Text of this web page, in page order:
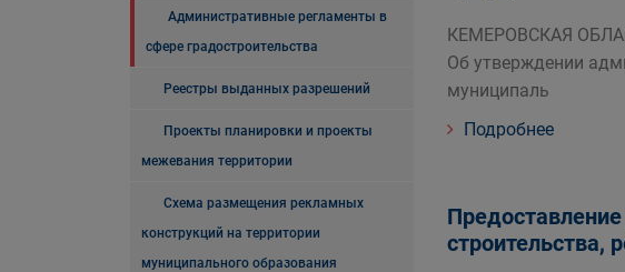
Административные регламенты в
сфере градостроительства
Реестры выданных разрешений
Проекты планировки и проекты
межевания территории
Схема размещения рекламных
конструкций на территории
муниципального образования
КЕМЕРОВСКАЯ
Об утверждении
муниципаль
Подробнее
строительства,